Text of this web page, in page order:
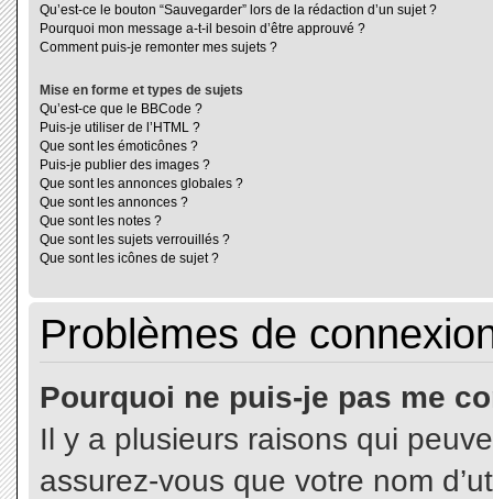
Qu’est-ce le bouton “Sauvegarder” lors de la rédaction d’un sujet ?
Pourquoi mon message a-t-il besoin d’être approuvé ?
Comment puis-je remonter mes sujets ?
Mise en forme et types de sujets
Qu’est-ce que le BBCode ?
Puis-je utiliser de l’HTML ?
Que sont les émoticônes ?
Puis-je publier des images ?
Que sont les annonces globales ?
Que sont les annonces ?
Que sont les notes ?
Que sont les sujets verrouillés ?
Que sont les icônes de sujet ?
Problèmes de
Pourquoi ne puis-je pas me
Il y a plusieurs raisons qui
assurez-vous que votre nom